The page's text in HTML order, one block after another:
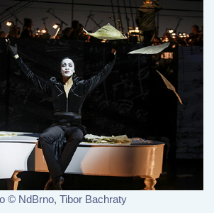
© NdBrno, Tibor Bachraty